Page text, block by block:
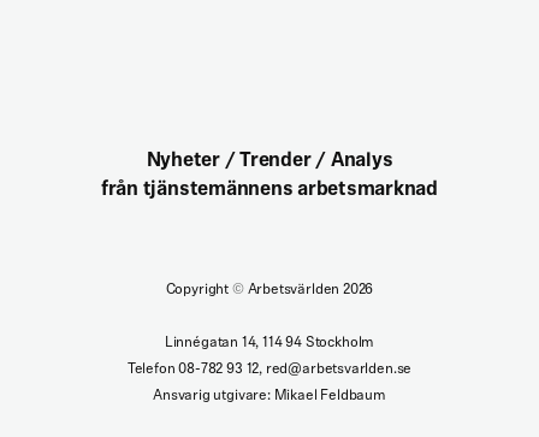
Nyheter / Trender / Analys
från tjänstemännens arbetsmarknad
Copyright ©Arbetsvärlden 2026
Linnégatan 14, 114 94 Stockholm
Telefon 08-782 93 12, red@arbetsvarlden.se
Ansvarig utgivare: Mikael Feldbaum